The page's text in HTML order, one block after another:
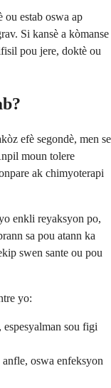
ou estab oswa ap
Si kansè a kòmanse
pou jere, doktè ou
efè segondè, men se
moun tolere
ak chimyoterapi
enkli reyaksyon po,
sa pou atann ka
swen sante ou pou
yo:
sou figi
oswa enfeksyon